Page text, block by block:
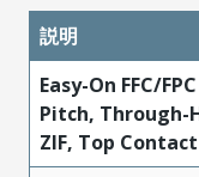
説明
Easy-On FFC/
Pitch, Through-
ZIF, Top